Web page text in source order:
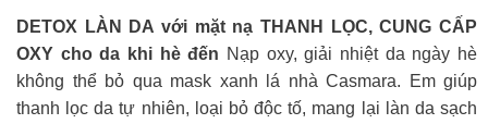
DETOX LÀN DA với mặt nạ THANH LỌC, CUNG CẤP
OXY cho da khi hè đến Nạp oxy, giải nhiệt da ngày hè
không thể bỏ qua mask xanh lá nhà Casmara. Em giúp
thanh lọc da tự nhiên, loại bỏ độc tố, mang lại làn da sạch